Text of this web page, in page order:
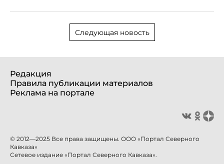
Следующая новость
Редакция
Правила публикации материалов
Реклама на портале
© 2012—2025 Все права защищены. ООО «Портал Северного
Кавказа»
Сетевое издание «Портал Северного Кавказа».